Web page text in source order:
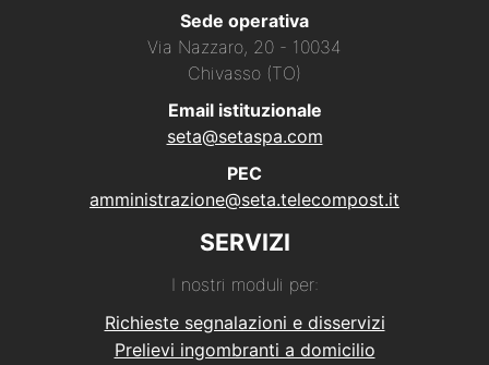
Sede operativa
Via Nazzaro, 20 - 10034
Chivasso (TO)
Email istituzionale
seta@setaspa.com
PEC
amministrazione@seta.telecompost.it
SERVIZI
I nostri moduli per:
Richieste segnalazioni e disservizi
Prelievi ingombranti a domicilio